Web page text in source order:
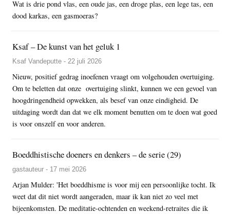
Wat is drie pond vlas, een oude jas, een droge plas, een lege tas, een
dood karkas, een gasmoeras?
Ksaf – De kunst van het geluk 1
Ksaf Vandeputte - 22 juli 2026
Nieuw, positief gedrag inoefenen vraagt om volgehouden overtuiging.
Om te beletten dat onze overtuiging slinkt, kunnen we een gevoel van
hoogdringendheid opwekken, als besef van onze eindigheid. De
uitdaging wordt dan dat we elk moment benutten om te doen wat goed
is voor onszelf en voor anderen.
Boeddhistische doeners en denkers – de serie (29)
gastauteur - 17 mei 2026
Arjan Mulder: 'Het boeddhisme is voor mij een persoonlijke tocht. Ik
weet dat dit niet wordt aangeraden, maar ik kan niet zo veel met
bijeenkomsten. De meditatie-ochtenden en weekend-retraites die ik